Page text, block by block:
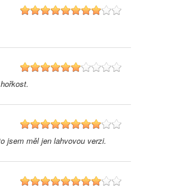
8
6
jsem měl jen lahvovou verzi.
8
8